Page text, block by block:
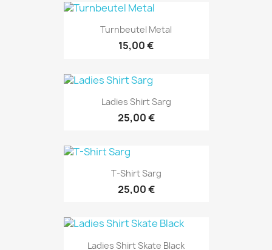
Turnbeutel Metal
15,00 €
Ladies Shirt Sarg
25,00 €
T-Shirt Sarg
25,00 €
Ladies Shirt Skate Black